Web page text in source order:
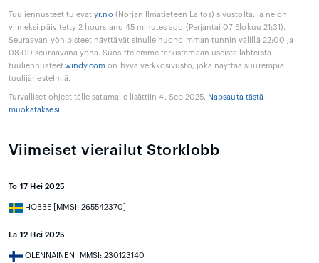
Tuuliennusteet tulevatyr.no (Norjan Ilmatieteen Laitos) sivustolta, ja ne on
viimeksi päivitetty 2 hours and 45 minutes ago (Perjantai 07 Elokuu 21:31).
Seuraavan yön pisteet näyttävät sinulle huonoimman tunnin välillä 22:00 ja
08:00 seuraavana yönä. Suosittelemme tarkistamaan useista lähteistä
tuuliennusteet.windy.com on hyvä verkkosivusto, joka näyttää suurempia
tuulijärjestelmiä.
Turvalliset ohjeet tälle satamalle lisättiin 4. Sep 2025. Napsauta tästä
muokataksesi.
Viimeiset vierailut Storklobb
To 17 Hei 2025
HOBBE [MMSI: 265542370]
La 12 Hei 2025
OLENNAINEN [MMSI: 230123140]